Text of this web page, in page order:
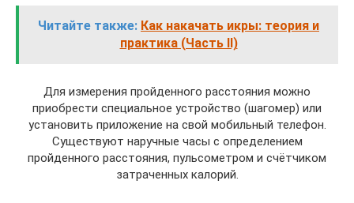
Читайте также: Как накачать икры: теория и
практика (Часть II)
Для измерения пройденного расстояния можно
приобрести специальное устройство (шагомер) или
установить приложение на свой мобильный телефон.
Существуют наручные часы с определением
пройденного расстояния, пульсометром и счётчиком
затраченных калорий.